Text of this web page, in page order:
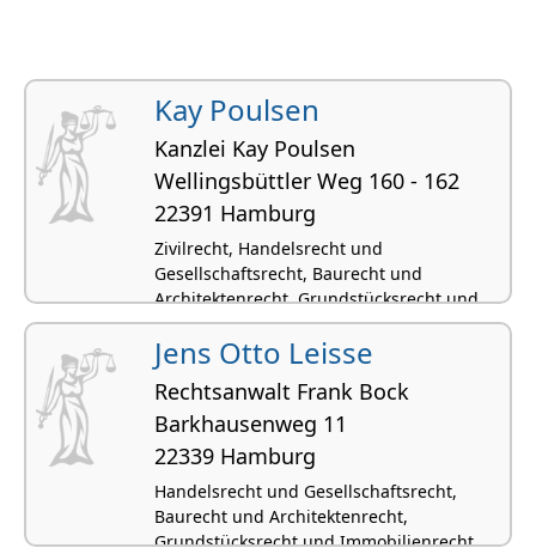
Kay Poulsen
Kanzlei Kay Poulsen
Wellings­büttler Weg 160 - 162
22391 Hamburg
Zivilrecht, Handelsrecht und
Gesellschaftsrecht, Baurecht und
Architektenrecht, Grundstücksrecht und
Immobilienrecht, Maklerrecht
Immobilienrecht
Jens Otto Leisse
Rechtsanwalt Frank Bock
Barkhausenweg 11
22339 Hamburg
Handelsrecht und Gesellschaftsrecht,
Baurecht und Architektenrecht,
Grundstücksrecht und Immobilienrecht,